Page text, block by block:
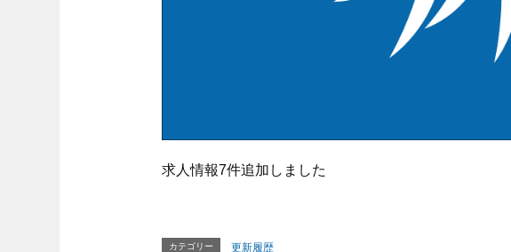
求人情報7件追加しました
カテゴリー 更新履歴